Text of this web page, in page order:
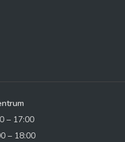
– 17:00
– 18:00